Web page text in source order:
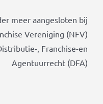
meer aangesloten bij
Vereniging (NFV)
, Franchise-en
Agentuurrecht (DFA)